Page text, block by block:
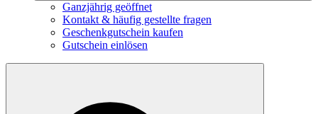
Ganzjährig geöffnet
Kontakt & häufig gestellte fragen
Geschenkgutschein kaufen
Gutschein einlösen